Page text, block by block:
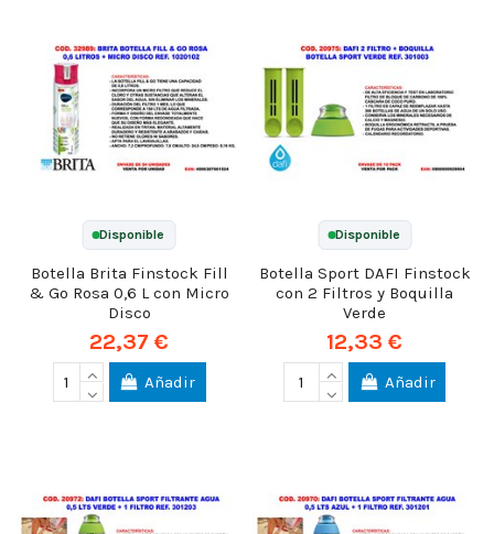
Disponible
Botella Brita Finstock Fill
& Go Rosa 0,6 L con Micro
Disco
22,37 €
Añadir
Disponible
Botella Sport DAFI Finstock
con 2 Filtros y Boquilla
Verde
12,33 €
Añadir